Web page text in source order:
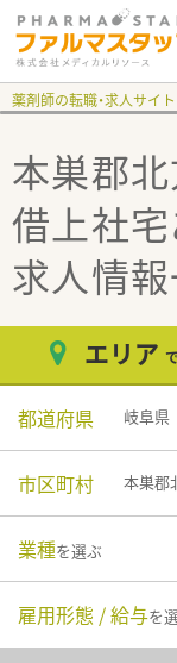
薬剤師の転職・求人サイ
本巣郡北
借上社宅
求人情
エリア
都道府県 岐阜県
市区町村 本巣郡
業種を選ぶ
雇用形態 / 給与を